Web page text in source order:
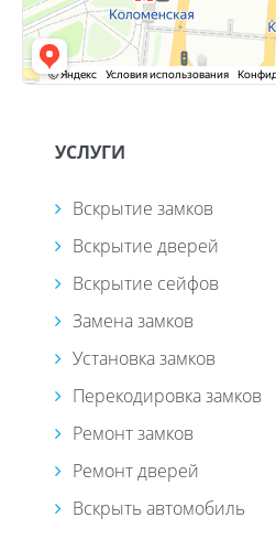
УСЛУГИ
Вскрытие замков
Вскрытие дверей
Вскрытие сейфов
Замена замков
Установка замков
Перекодировка замков
Ремонт замков
Ремонт дверей
Вскрыть автомобиль